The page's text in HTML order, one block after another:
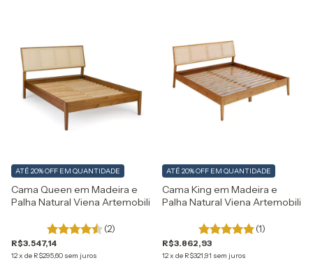
Cama Queen em Madeira e
Palha Natural Viena Artemobili
(2)
R$3.547,14
12x de R$295,60 sem juros
ATÉ 20% OFF EM QUANTIDADE
Cama King em Madeira e
Palha Natural Viena Artemobili
(1)
R$3.862,93
12x de R$321,91 sem juros
ATÉ 20% OFF EM QUANTIDADE